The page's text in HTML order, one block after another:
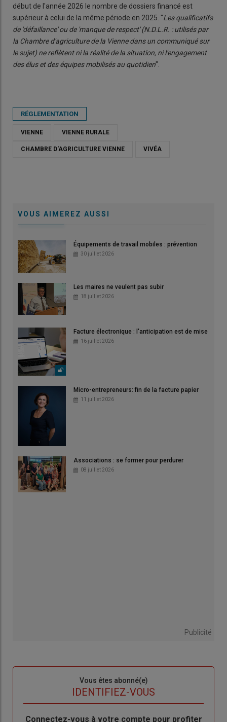
début de l'année 2026 le nombre de dossiers financé est
supérieur à celui de la même période en 2025. "Les qualificatifs
de 'défaillance' ou de 'manque de respect' (N.D.L.R. : utilisés par
la Chambre d'agriculture de la Vienne dans un communiqué sur
le sujet) ne reflètent ni la réalité de la situation, ni l'engagement
des élus et des équipes mobilisés au quotidien".
RÉGLEMENTATION
VIENNE VIENNE RURALE
CHAMBRE D'AGRICULTURE VIENNE VIVÉA
VOUS AIMEREZ AUSSI
Équipements de travail mobiles : prévention
30 juillet 2026
Les maires ne veulent pas subir
18 juillet 2026
Facture électronique : l'anticipation est de mise
16 juillet 2026
Micro-entrepreneurs: fin de la facture papier
11 juillet 2026
Associations : se former pour perdurer
08 juillet 2026
Publicité
Vous êtes abonné(e)
IDENTIFIEZ-VOUS
Body
Connectez-vous à votre compte pour profiter